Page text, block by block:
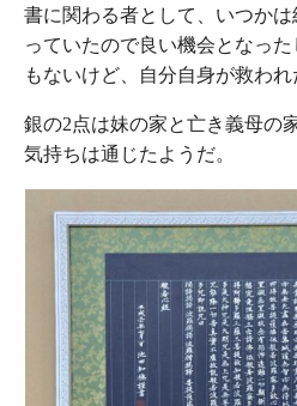
書に関わる者として、いつか
っていたので良い機会となっ
もないけど、自分自身が救われ
銀の2点は妹の家と亡き義母の
気持ちは通じたようだ。